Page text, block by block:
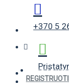
+370 5